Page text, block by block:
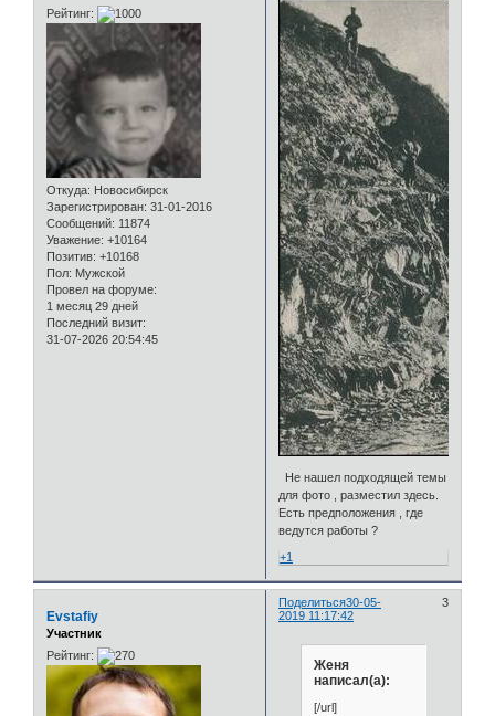
Рейтинг:
Откуда: Новосибирск
Зарегистрирован: 31-01-2016
Сообщений: 11874
Уважение: +10164
Позитив: +10168
Пол: Мужской
Провел на форуме:
1 месяц 29 дней
Последний визит:
31-07-2026 20:54:45
Не нашел подходящей темы
для фото , разместил здесь.
Есть предположения , где
ведутся работы ?
+1
Поделиться 3
30-05-
2019 11:17:42
Evstafiy
Участник
Рейтинг:
Женя
написал(а):
[/url]